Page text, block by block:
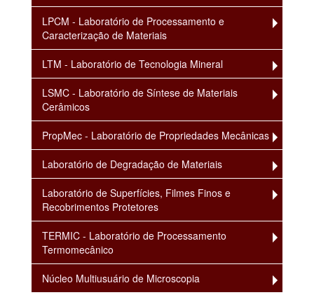
LPCM - Laboratório de Processamento e
Caracterização de Materiais
LTM - Laboratório de Tecnologia Mineral
LSMC - Laboratório de Síntese de Materiais
Cerâmicos
PropMec - Laboratório de Propriedades Mecânicas
Laboratório de Degradação de Materiais
Laboratório de Superfícies, Filmes Finos e
Recobrimentos Protetores
TERMIC - Laboratório de Processamento
Termomecânico
Núcleo Multiusuário de Microscopia